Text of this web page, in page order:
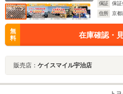
保証
保証
住所
京都
無
料
在庫確認・
販売店： ケイスマイル宇治店